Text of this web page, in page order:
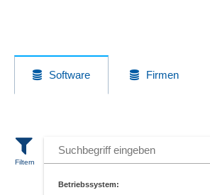
Software Firmen
Betriebssystem: